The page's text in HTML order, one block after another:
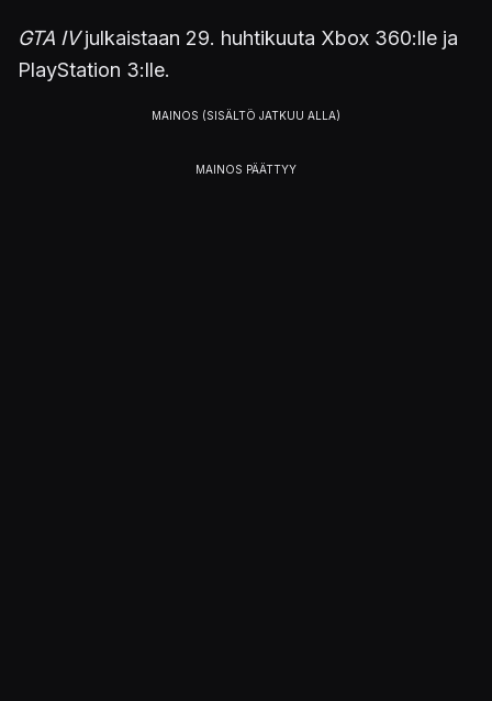
GTA IVjulkaistaan 29. huhtikuuta Xbox 360:lle ja
PlayStation 3:lle.